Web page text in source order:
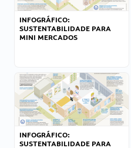
INFOGRÁFICO:
SUSTENTABILIDADE PARA
MINI MERCADOS
INFOGRÁFICO:
SUSTENTABILIDADE PARA